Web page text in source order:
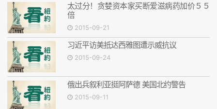
太过分！贪婪资本家买断爱滋病药加价５５
倍
2015-09-21
习近平访美抵达西雅图遭示威抗议
2015-09-24
俄出兵叙利亚挺阿萨德 美国北约警告
2015-09-11